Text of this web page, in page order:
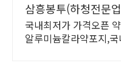
삼흥봉투(하청전문
국내최저가 가격오픈
알루미늄칼라약포지,